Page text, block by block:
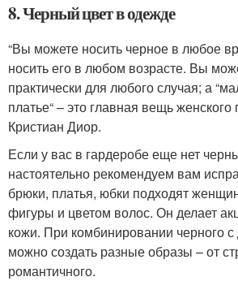
8. Черный цвет в одежде
“Вы можете носить черное в любое
носить его в любом возрасте. Вы
практически для любого случая; а
платье“ – это главная вещь женского
Кристиан Диор.
Если у вас в гардеробе еще нет
настоятельно рекомендуем вам
брюки, платья, юбки подходят
фигуры и цветом волос. Он делает
кожи. При комбинировании черного
можно создать разные образы – от
романтичного.